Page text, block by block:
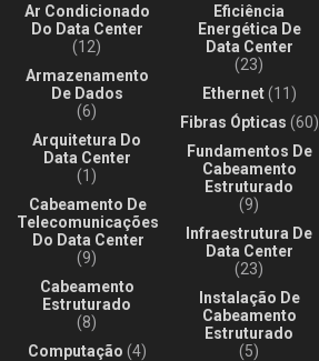
Ar Condicionado
Do Data Center
(12)
Armazenamento
De Dados
(6)
Arquitetura Do
Data Center
(1)
Cabeamento De
Telecomunicações
Do Data Center
(9)
Cabeamento
Estruturado
(8)
Computação (4)
Eficiência
Energética De
Data Center
(23)
Ethernet(11)
Fibras Ópticas (60)
Fundamentos De
Cabeamento
Estruturado
(9)
Infraestrutura De
Data Center
(23)
Instalação De
Cabeamento
Estruturado
(5)